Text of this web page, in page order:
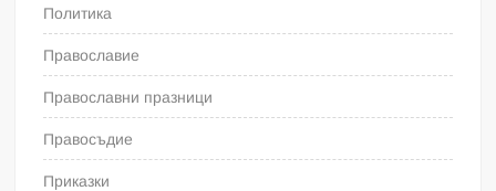
Политика
Православие
Православни празници
Правосъдие
Приказки